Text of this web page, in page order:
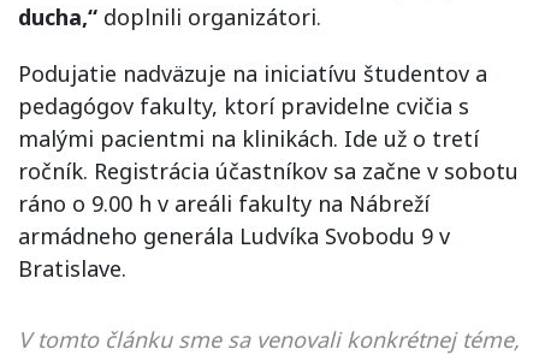
ducha,“ doplnili organizátori.
Podujatie nadväzuje na iniciatívu študentov a
pedagógov fakulty, ktorí pravidelne cvičia s
malými pacientmi na klinikách. Ide už o tretí
ročník. Registrácia účastníkov sa začne v sobotu
ráno o 9.00 h v areáli fakulty na Nábreží
armádneho generála Ludvíka Svobodu 9 v
Bratislave.
V tomto článku sme sa venovali konkrétnej téme,